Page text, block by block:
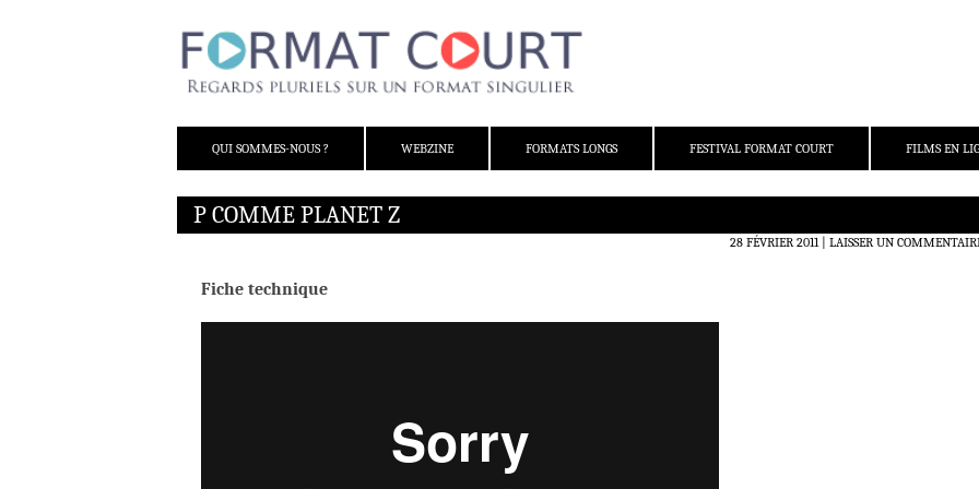
QUI SOMMES-NOUS ?
WEBZINE FORMATS LONGS FESTIVAL FORMAT COURT FILMS EN
P COMME PLANET Z
28 FÉVRIER 2011 LAISSER UN
Fiche technique